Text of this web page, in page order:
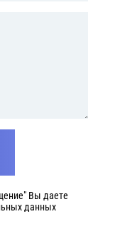
Вы даете
данных